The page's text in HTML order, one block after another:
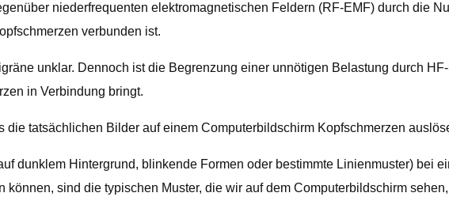
niederfrequenten elektromagnetischen Feldern (RF-EMF) durch die
verbunden ist.
unklar. Dennoch ist die Begrenzung einer unnötigen Belastung durch
in Verbindung bringt.
tatsächlichen Bilder auf einem Computerbildschirm Kopfschmerzen
dunklem Hintergrund, blinkende Formen oder bestimmte Linienmuster) bei
sind die typischen Muster, die wir auf dem Computerbildschirm